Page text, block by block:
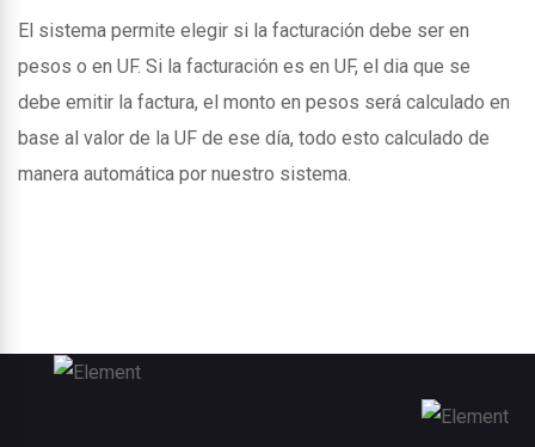
El sistema permite elegir si la facturación debe ser en
pesos o en UF. Si la facturación es en UF, el dia que se
debe emitir la factura, el monto en pesos será calculado en
base al valor de la UF de ese día, todo esto calculado de
manera automática por nuestro sistema.